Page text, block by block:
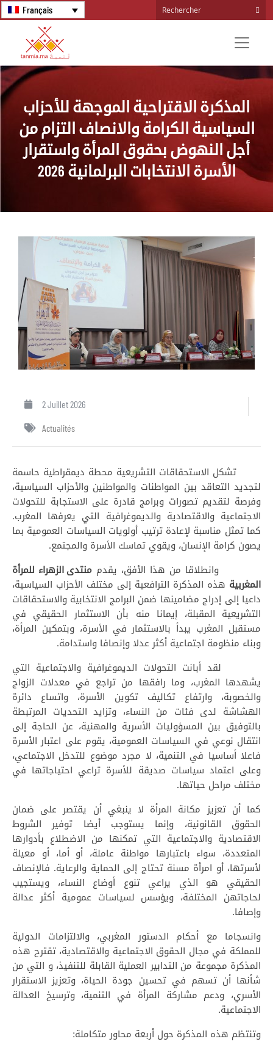
Français
المذكرة الاقتراحية الموجهة للأحزاب
السياسية الكرامة والانصاف التزام من
أجل النهوض بحقوق المرأة واستقرار
الأسرة الانتخابات البرلمانية 2026
2 Juillet 2026
Actualités
تشكل الاستحقاقات التشريعية محطة ديمقراطية حاسمة
لتجديد التعاقد بين المواطنات والمواطنين والأحزاب السياسية،
وفرصة لتقديم تصورات وبرامج قادرة على الاستجابة للتحولات
الاجتماعية والاقتصادية والديموغرافية التي يعرفها المغرب.
كما تمثل مناسبة لإعادة ترتيب أولويات السياسات العمومية بما
يصون كرامة الإنسان، ويقوي تماسك الأسرة والمجتمع.
وانطلاقا من هذا الأفق، يقدممنتدى الزهراء للمرأة
المغربية هذه المذكرة الترافعية إلى مختلف الأحزاب السياسية،
داعيا إلى إدراج مضامينها ضمن البرامج الانتخابية والاستحقاقات
التشريعية المقبلة، إيمانا منه بأن الاستثمار الحقيقي في
مستقبل المغرب يبدأ بالاستثمار في الأسرة، وبتمكين المرأة،
وبناء منظومة اجتماعية أكثر عدلا وإنصافا واستدامة.
لقد أبانت التحولات الديموغرافية والاجتماعية التي
يشهدها المغرب، وما رافقها من تراجع في معدلات الزواج
والخصوبة، وارتفاع تكاليف تكوين الأسرة، واتساع دائرة
الهشاشة لدى فئات من النساء، وتزايد التحديات المرتبطة
بالتوفيق بين المسؤوليات الأسرية والمهنية، عن الحاجة إلى
انتقال نوعي في السياسات العمومية، يقوم على اعتبار الأسرة
فاعلا أساسيا في التنمية، لا مجرد موضوع للتدخل الاجتماعي،
وعلى اعتماد سياسات صديقة للأسرة تراعي احتياجاتها في
مختلف مراحل حياتها.
كما أن تعزيز مكانة المرأة لا ينبغي أن يقتصر على ضمان
الحقوق القانونية، وإنما يستوجب أيضا توفير الشروط
الاقتصادية والاجتماعية التي تمكنها من الاضطلاع بأدوارها
المتعددة، سواء باعتبارها مواطنة عاملة، أو أما، أو معيلة
لأسرتها، أو امرأة مسنة تحتاج إلى الحماية والرعاية. فالإنصاف
الحقيقي هو الذي يراعي تنوع أوضاع النساء، ويستجيب
لحاجاتهن المختلفة، ويؤسس لسياسات عمومية أكثر عدالة
وإصافا.
وانسجاما مع أحكام الدستور المغربي، والالتزامات الدولية
للمملكة في مجال الحقوق الاجتماعية والاقتصادية، تقترح هذه
المذكرة مجموعة من التدابير العملية القابلة للتنفيذ، و التي من
شأنها أن تسهم في تحسين جودة الحياة، وتعزيز الاستقرار
الأسري، ودعم مشاركة المرأة في التنمية، وترسيخ العدالة
الاجتماعية.
وتنتظم هذه المذكرة حول أربعة محاور متكاملة: